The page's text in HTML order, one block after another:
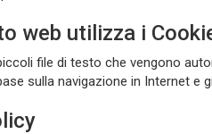
web utilizza i
file di testo che vengono
sulla navigazione in Internet e